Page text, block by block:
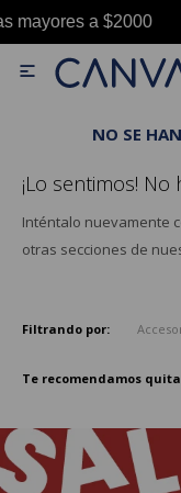
mayores a

NO SE
¡Lo sentimos!
Inténtalo nuevamente
otras secciones de
Filtrando por:
Te recomendamos